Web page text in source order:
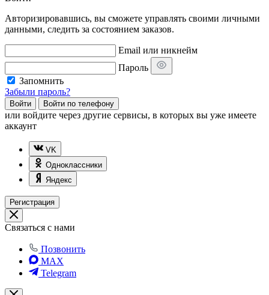
Авторизировавшись, вы сможете управлять своими личными
данными, следить за состоянием заказов.
Email или никнейм
Пароль
Запомнить
Забыли пароль?
Войти Войти по телефону
или войдите через другие сервисы, в которых вы уже имеете
аккаунт
VK
Одноклассники
Яндекс
Регистрация
Связаться с нами
Позвонить
MAX
Telegram